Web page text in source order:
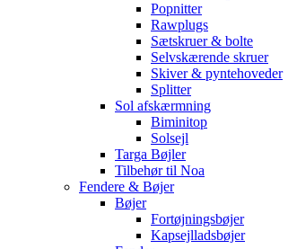
Popnitter
Rawplugs
Sætskruer & bolte
Selvskærende skruer
Skiver & pyntehoveder
Splitter
Sol afskærmning
Biminitop
Solsejl
Targa Bøjler
Tilbehør til Noa
Fendere & Bøjer
Bøjer
Fortøjningsbøjer
Kapsejlladsbøjer